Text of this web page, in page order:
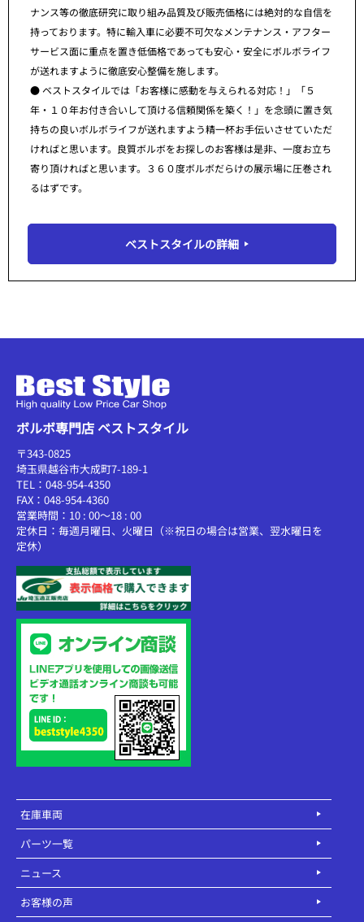
ナンス等の徹底研究に取り組み品質及び販売価格には絶対的な自信を
持っております。特に輸入車に必要不可欠なメンテナンス・アフター
サービス面に重点を置き低価格であっても安心・安全にボルボライフ
が送れますように徹底安心整備を施します。
● ベストスタイルでは「お客様に感動を与えられる対応！」「５
年・１０年お付き合いして頂ける信頼関係を築く！」を念頭に置き気
持ちの良いボルボライフが送れますよう精一杯お手伝いさせていただ
ければと思います。良質ボルボをお探しのお客様は是非、一度お立ち
寄り頂ければと思います。３６０度ボルボだらけの展示場に圧巻され
るはずです。
ベストスタイルの詳細
ボルボ専門店 ベストスタイル
〒343-0825
埼玉県越谷市大成町7-189-1
TEL：048-954-4350
FAX：048-954-4360
営業時間：10 : 00～18 : 00
定休日：毎週月曜日、火曜日（※祝日の場合は営業、翌水曜日を
定休）
在庫車両
パーツ一覧
ニュース
お客様の声